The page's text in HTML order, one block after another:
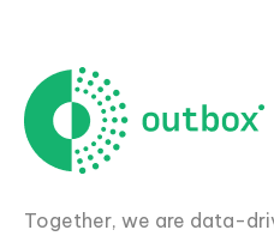
Together, we are data-